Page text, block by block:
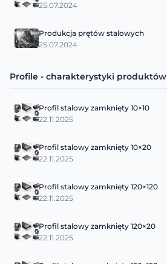
25.07.2024
Produkcja prętów stalowych
25.07.2024
Profile - charakterystyki produktów
Profil stalowy zamknięty 10×10
22.11.2025
Profil stalowy zamknięty 10×20
22.11.2025
Profil stalowy zamknięty 120×120
22.11.2025
Profil stalowy zamknięty 120×20
22.11.2025